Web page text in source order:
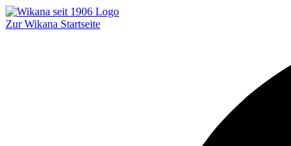
Zur Wikana Startseite